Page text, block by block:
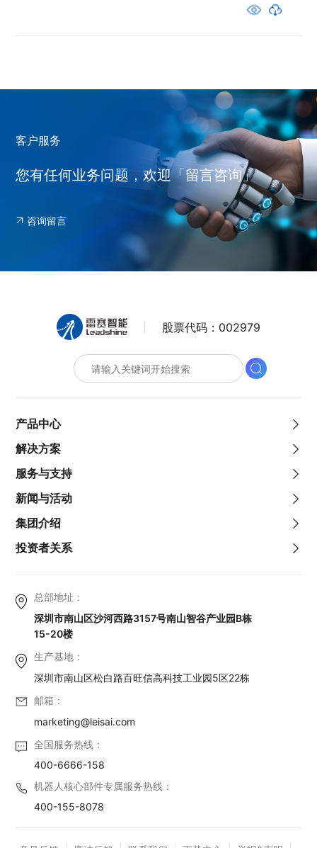
客户服务
您有任何业务问题，欢迎「留言咨询」
咨询留言
股票代码： 002979
总部地址：
深圳市南山区沙河西路3157号南山智谷产业园B栋
15-20楼
生产基地：
深圳市南山区松白路百旺信高科技工业园5区22栋
邮箱：
marketing@leisai.com
全国服务热线：
400-6666-158
机器人核心部件专属服务热线：
400-155-8078
产品中心
解决方案
服务与支持
新闻与活动
集团介绍
投资者关系